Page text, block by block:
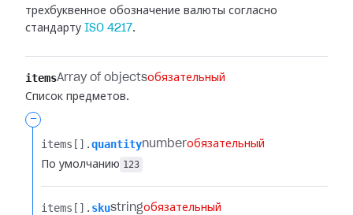
трехбуквенное обозначение валюты согласно
стандарту ISO 4217.
itemsArray of objectsобязательный
Список предметов.
-
items[].​quantitynumberобязательный
По умолчанию 123
items[].​ skustringобязательный